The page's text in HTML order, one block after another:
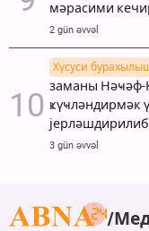
мәрасими
2 gün əvvəl
Хүсуси
заманы Нәҹәф-
ҝүҹләндирмәк
јерләшдирилиб
3 gün əvvəl